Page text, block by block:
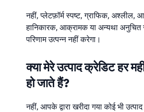
नहीं, प्लेटफ़ॉर्म स्पष्ट, ग्राफिक, अश्लील,
हानिकारक, आक्रामक या अन्यथा अनुचित
परिणाम उत्पन्न नहीं करेगा।
क्या मेरे उत्पाद क्रेडिट हर
हो जाते हैं?
नहीं, आपके द्वारा खरीदा गया कोई भी